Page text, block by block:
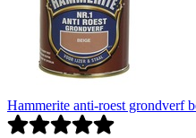
Hammerite anti-roest grondverf